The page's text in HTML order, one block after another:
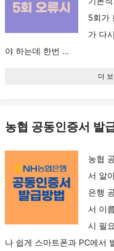
5회가
가 다
야 하는데 한번 …
더
농협 공동인증서 발
농협
서 알
은행
서 이
시 필
나 쉽게 스마트폰과 PC에서